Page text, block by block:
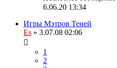
6.06.20 13:34
Игры Мэтров Теней
Es » 3.07.08 02:06
1
2